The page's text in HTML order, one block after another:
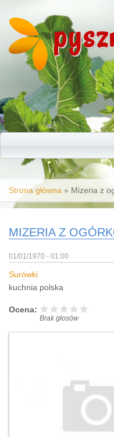
Jesteś tutaj
Strona główna » Mizeria z
MIZERIA Z
01/01/1970 - 01:00
Surówki
kuchnia polska
Ocena:
Brak głosów